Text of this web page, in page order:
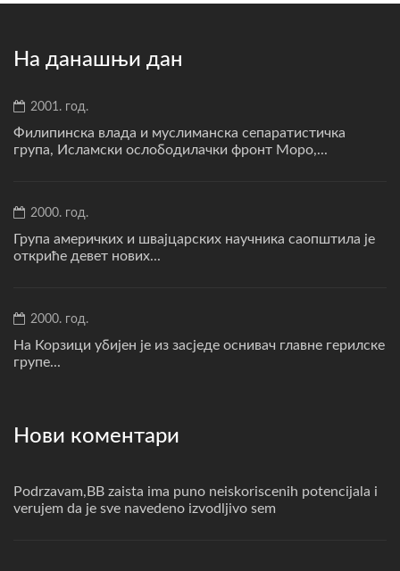
На данашњи дан
2001. год.
Филипинска влада и муслиманска сепаратистичка
група, Исламски ослободилачки фронт Моро,...
2000. год.
Група америчких и швајцарских научника саопштила је
откриће девет нових...
2000. год.
На Корзици убијен је из засједе оснивач главне герилске
групе...
Нови коментари
Podrzavam,BB zaista ima puno neiskoriscenih potencijala i
verujem da je sve navedeno izvodljivo sem